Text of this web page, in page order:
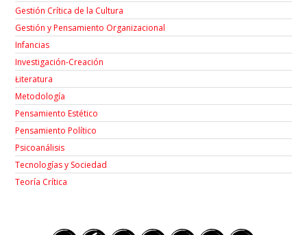
Gestión Crítica de la Cultura
Gestión y Pensamiento Organizacional
Infancias
Investigación-Creación
Łiteratura
Metodología
Pensamiento Estético
Pensamiento Político
Psicoanálisis
Tecnologías y Sociedad
Teoría Crítica